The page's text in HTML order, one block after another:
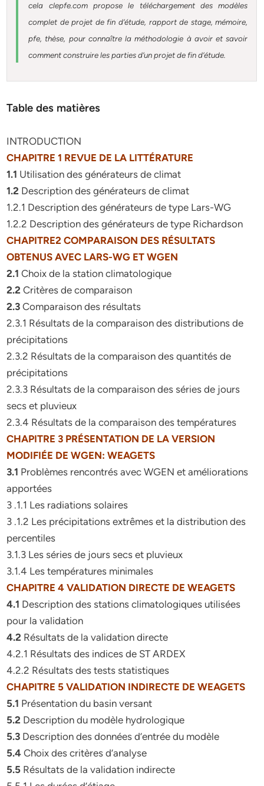
cela clepfe.com propose le téléchargement des modèles
complet de projet de fin d’étude, rapport de stage, mémoire,
pfe, thèse, pour connaître la méthodologie à avoir et savoir
comment construire les parties d’un projet de fin d’étude.
Table des matières
INTRODUCTION
CHAPITRE 1 REVUE DE LA LITTÉRATURE
1.1 Utilisation des générateurs de climat
1.2 Description des générateurs de climat
1.2.1 Description des générateurs de type Lars-WG
1.2.2 Description des générateurs de type Richardson
CHAPITRE2 COMPARAISON DES RÉSULTATS
OBTENUS AVEC LARS-WG ET WGEN
2.1 Choix de la station climatologique
2.2 Critères de comparaison
2.3 Comparaison des résultats
2.3.1 Résultats de la comparaison des distributions de
précipitations
2.3.2 Résultats de la comparaison des quantités de
précipitations
2.3.3 Résultats de la comparaison des séries de jours
secs et pluvieux
2.3.4 Résultats de la comparaison des températures
CHAPITRE 3 PRÉSENTATION DE LA VERSION
MODIFIÉE DE WGEN: WEAGETS
3.1 Problèmes rencontrés avec WGEN et améliorations
apportées
3 .1.1 Les radiations solaires
3 .1.2 Les précipitations extrêmes et la distribution des
percentiles
3.1.3 Les séries de jours secs et pluvieux
3.1.4 Les températures minimales
CHAPITRE 4 VALIDATION DIRECTE DE WEAGETS
4.1 Description des stations climatologiques utilisées
pour la validation
4.2 Résultats de la validation directe
4.2.1 Résultats des indices de ST ARDEX
4.2.2 Résultats des tests statistiques
CHAPITRE 5 VALIDATION INDIRECTE DE WEAGETS
5.1 Présentation du basin versant
5.2 Description du modèle hydrologique
5.3 Description des données d’entrée du modèle
5.4 Choix des critères d’analyse
5.5 Résultats de la validation indirecte